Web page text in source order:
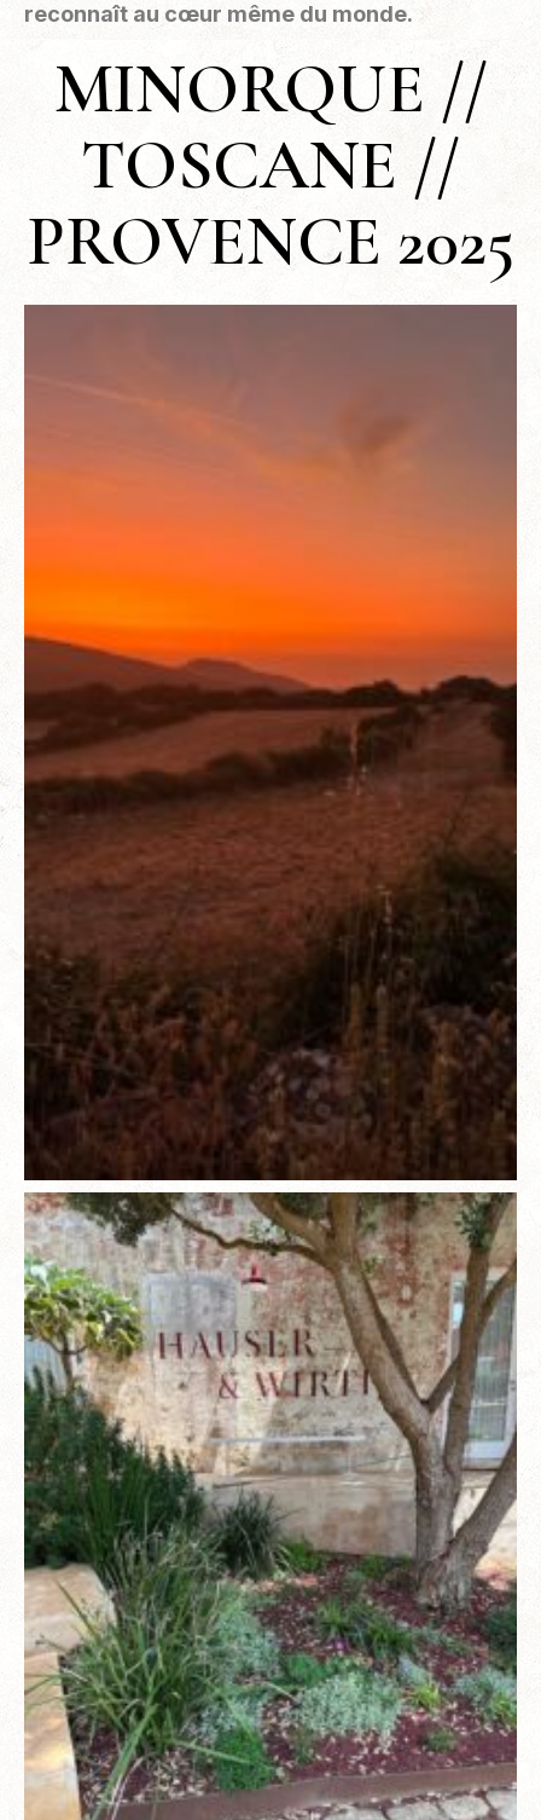
reconnaît au cœur même du monde.
MINORQUE //
TOSCANE //
PROVENCE 2025